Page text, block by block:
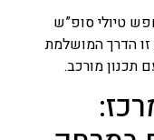
טיולי סופ”ש
הדרך המושלמת
תכנון מורכב.